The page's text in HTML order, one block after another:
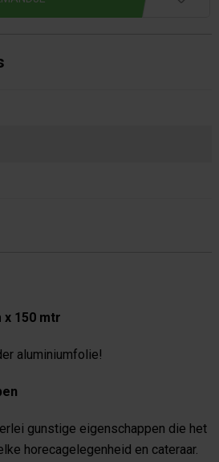
x 150 mtr
aluminiumfolie!
gunstige eigenschappen die het
horecagelegenheid en cateraar.